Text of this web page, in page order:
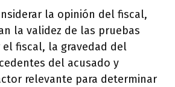
la opinión del fiscal,
la validez de las pruebas
fiscal, la gravedad del
del acusado y
relevante para determinar